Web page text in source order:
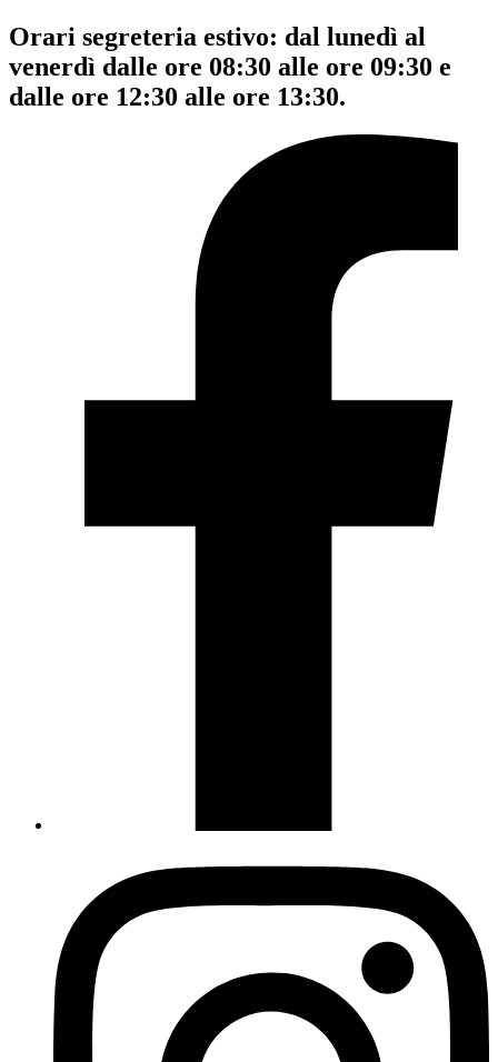
Orari segreteria estivo: dal lunedì al
venerdì dalle ore 08:30 alle ore 09:30 e
dalle ore 12:30 alle ore 13:30.